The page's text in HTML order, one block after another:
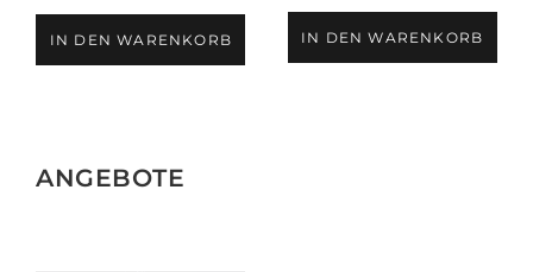
IN DEN WARENKORB IN DEN WARENKORB
ANGEBOTE